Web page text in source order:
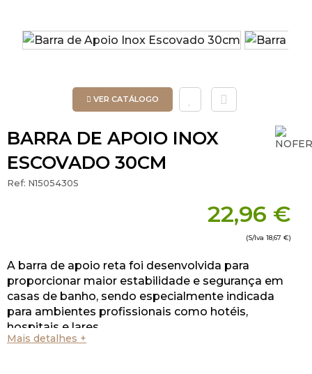
VER CATÁLOGO
BARRA DE APOIO INOX
ESCOVADO 30CM
Ref: N1505430S
22,96 €
(S/Iva 18,67 €)
A barra de apoio reta foi desenvolvida para
proporcionar maior estabilidade e segurança em
casas de banho, sendo especialmente indicada
para ambientes profissionais como hotéis,
hospitais e lares.
Mais detalhes +